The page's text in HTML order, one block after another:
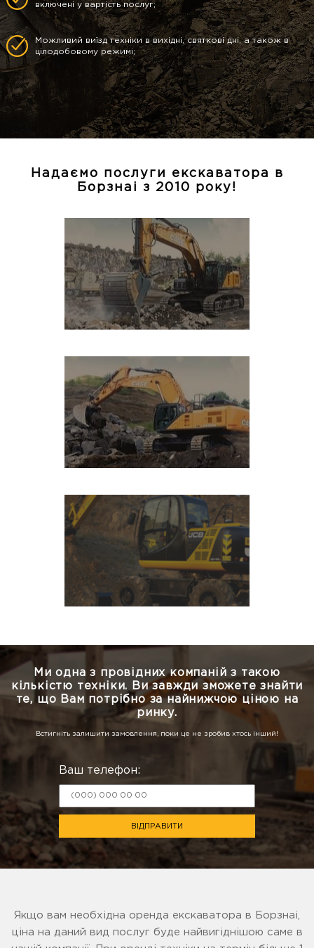
включені у вартість послуг;
Можливий виїзд техніки в вихідні, святкові дні, а також в
цілодобовому режимі;
Надаємо послуги екскаватора в
Борзнаі з 2010 року!
Ми одна з провідних компаній з такою
кількістю техніки.
Ви завжди зможете знайти
те, що Вам потрібно за найнижчою ціною на
ринку.
Встигніть залишити замовлення, поки це не зробив хтось інший!
Ваш телефон:
ВІДПРАВИТИ
Якщо вам необхідна оренда екскаватора в Борзнаі,
ціна на даний вид послуг буде найвигіднішою саме в